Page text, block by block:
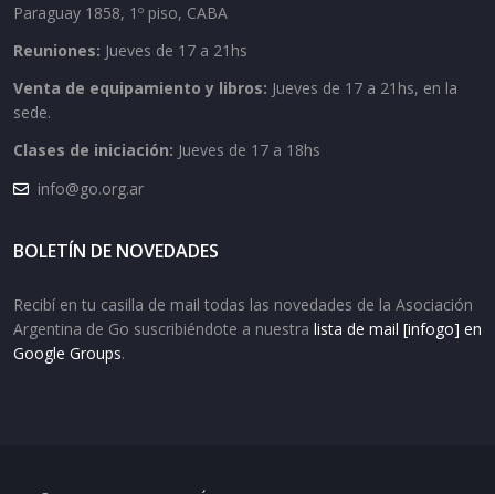
Paraguay 1858, 1º piso, CABA
Reuniones: Jueves de 17 a 21hs
Venta de equipamiento y libros: Jueves de 17 a 21hs, en la
sede.
Clases de iniciación: Jueves de 17 a 18hs
info@go.org.ar
BOLETÍN DE NOVEDADES
Recibí en tu casilla de mail todas las novedades de la Asociación
Argentina de Go suscribiéndote a nuestra lista de mail [infogo] en
Google Groups.